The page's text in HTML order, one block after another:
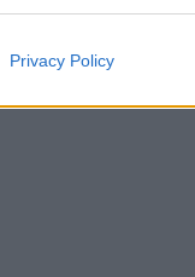
Privacy Policy